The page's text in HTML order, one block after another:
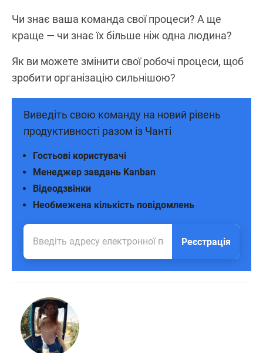
Чи знає ваша команда свої процеси? А ще
краще — чи знає їх більше ніж одна людина?
Як ви можете змінити свої робочі процеси, щоб
зробити організацію сильнішою?
Виведіть свою команду на новий рівень
продуктивності разом із Чанті
Необмежена кількість повідомлень
Відеодзвінки
Менеджер завдань Kanban
Гостьові користувачі
Реєстрація